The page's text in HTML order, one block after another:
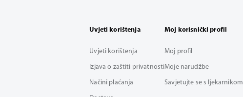
Uvjeti korištenja
Uvjeti korištenja
Izjava o zaštiti privatnosti
Načini plaćanja
Moj korisnički profil
Moj profil
Moje narudžbe
Savjetujte se s ljekarnikom